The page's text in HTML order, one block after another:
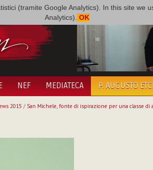
(tramite Google Analytics). In this site
Analytics). OK
NEF MEDIATECA P. AUGUSTO
2015 / San Michele, fonte di ispirazione per una classe di